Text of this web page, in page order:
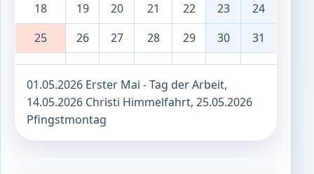
18
19 20 21 22 23
24
25
26 27 28 29 30 31
01.05.2026 Erster Mai - Tag der Arbeit,
14.05.2026 Christi Himmelfahrt, 25.05.2026
Pfingstmontag